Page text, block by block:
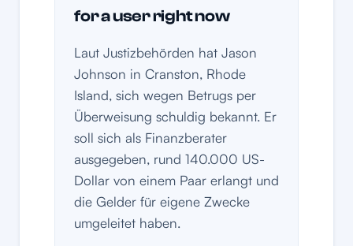
for a user right now
Laut Justizbehörden hat Jason
Johnson in Cranston, Rhode
Island, sich wegen Betrugs per
Überweisung schuldig bekannt. Er
soll sich als Finanzberater
ausgegeben, rund 140.000 US-
Dollar von einem Paar erlangt und
die Gelder für eigene Zwecke
umgeleitet haben.